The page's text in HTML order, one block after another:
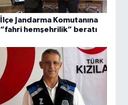
İlçe Jandarma Komutanına
“fahri hemşehrilik” beratı